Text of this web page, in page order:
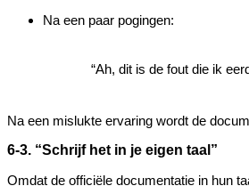
Na een paar pogingen:
“Ah, dit is de fout die ik
Na een mislukte ervaring wordt de
6‑3. “Schrijf het in je eigen taal”
Omdat de officiële documentatie in hun